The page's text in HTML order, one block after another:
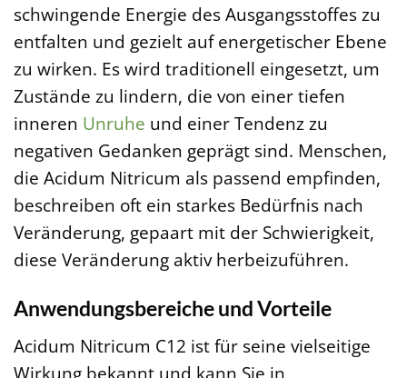
schwingende Energie des Ausgangsstoffes zu
entfalten und gezielt auf energetischer Ebene
zu wirken. Es wird traditionell eingesetzt, um
Zustände zu lindern, die von einer tiefen
inneren Unruhe und einer Tendenz zu
negativen Gedanken geprägt sind. Menschen,
die Acidum Nitricum als passend empfinden,
beschreiben oft ein starkes Bedürfnis nach
Veränderung, gepaart mit der Schwierigkeit,
diese Veränderung aktiv herbeizuführen.
Anwendungsbereiche und Vorteile
Acidum Nitricum C12 ist für seine vielseitige
Wirkung bekannt und kann Sie in